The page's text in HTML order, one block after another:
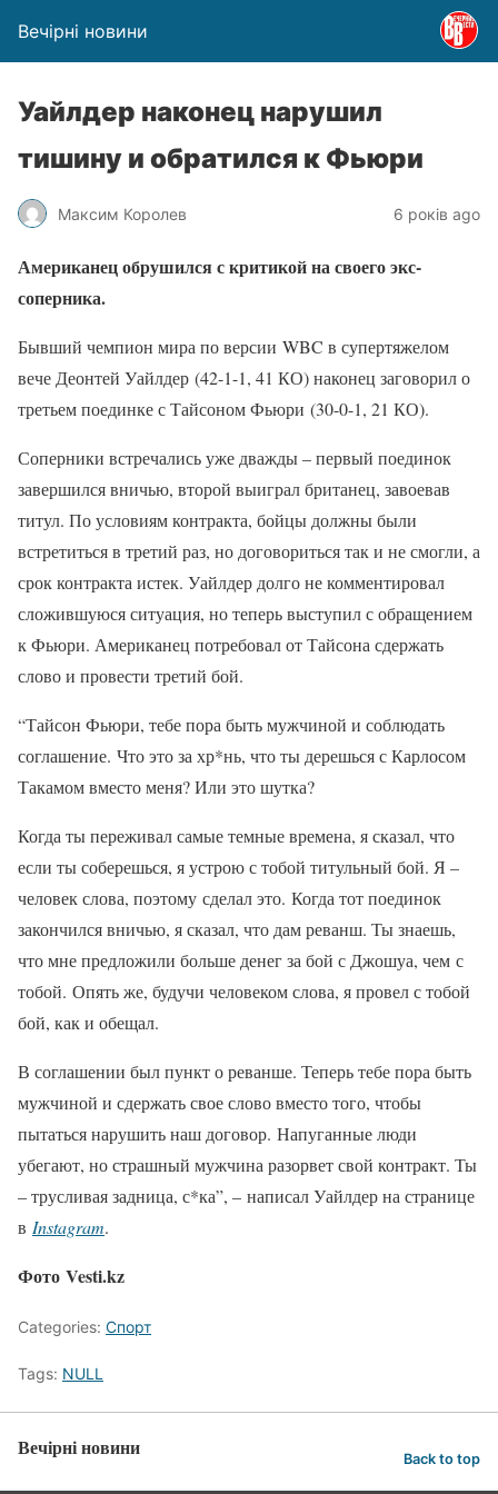
Вечірні новини
Уайлдер наконец нарушил
тишину и обратился к Фьюри
Максим Королев 6 років ago
Американец обрушился с критикой на своего экс-
соперника.
Бывший чемпион мира по версии WBC в супертяжелом
вече Деонтей Уайлдер (42-1-1, 41 КО) наконец заговорил о
третьем поединке с Тайсоном Фьюри (30-0-1, 21 КО).
Соперники встречались уже дважды – первый поединок
завершился вничью, второй выиграл британец, завоевав
титул. По условиям контракта, бойцы должны были
встретиться в третий раз, но договориться так и не смогли, а
срок контракта истек. Уайлдер долго не комментировал
сложившуюся ситуация, но теперь выступил с обращением
к Фьюри. Американец потребовал от Тайсона сдержать
слово и провести третий бой.
“Тайсон Фьюри, тебе пора быть мужчиной и соблюдать
соглашение. Что это за хр*нь, что ты дерешься с Карлосом
Такамом вместо меня? Или это шутка?
Когда ты переживал самые темные времена, я сказал, что
если ты соберешься, я устрою с тобой титульный бой. Я –
человек слова, поэтому сделал это. Когда тот поединок
закончился вничью, я сказал, что дам реванш. Ты знаешь,
что мне предложили больше денег за бой с Джошуа, чем с
тобой. Опять же, будучи человеком слова, я провел с тобой
бой, как и обещал.
В соглашении был пункт о реванше. Теперь тебе пора быть
мужчиной и сдержать свое слово вместо того, чтобы
пытаться нарушить наш договор. Напуганные люди
убегают, но страшный мужчина разорвет свой контракт. Ты
– трусливая задница, с*ка”, – написал Уайлдер на странице
в Instagram.
Фото Vesti.kz
Categories: Спорт
Tags: NULL
Вечірні новини Back to top